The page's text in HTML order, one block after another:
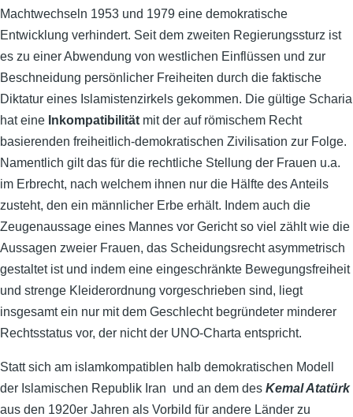
Machtwechseln 1953 und 1979 eine demokratische
Entwicklung verhindert. Seit dem zweiten Regierungssturz ist
es zu einer Abwendung von westlichen Einflüssen und zur
Beschneidung persönlicher Freiheiten durch die faktische
Diktatur eines Islamistenzirkels gekommen. Die gültige Scharia
hat eine Inkompatibilität mit der auf römischem Recht
basierenden freiheitlich-demokratischen Zivilisation zur Folge.
Namentlich gilt das für die rechtliche Stellung der Frauen u.a.
im Erbrecht, nach welchem ihnen nur die Hälfte des Anteils
zusteht, den ein männlicher Erbe erhält. Indem auch die
Zeugenaussage eines Mannes vor Gericht so viel zählt wie die
Aussagen zweier Frauen, das Scheidungsrecht asymmetrisch
gestaltet ist und indem eine eingeschränkte Bewegungsfreiheit
und strenge Kleiderordnung vorgeschrieben sind, liegt
insgesamt ein nur mit dem Geschlecht begründeter minderer
Rechtsstatus vor, der nicht der UNO-Charta entspricht.
Statt sich am islamkompatiblen halb demokratischen Modell
der Islamischen Republik Iran und an dem des Kemal Atatürk
aus den 1920er Jahren als Vorbild für andere Länder zu